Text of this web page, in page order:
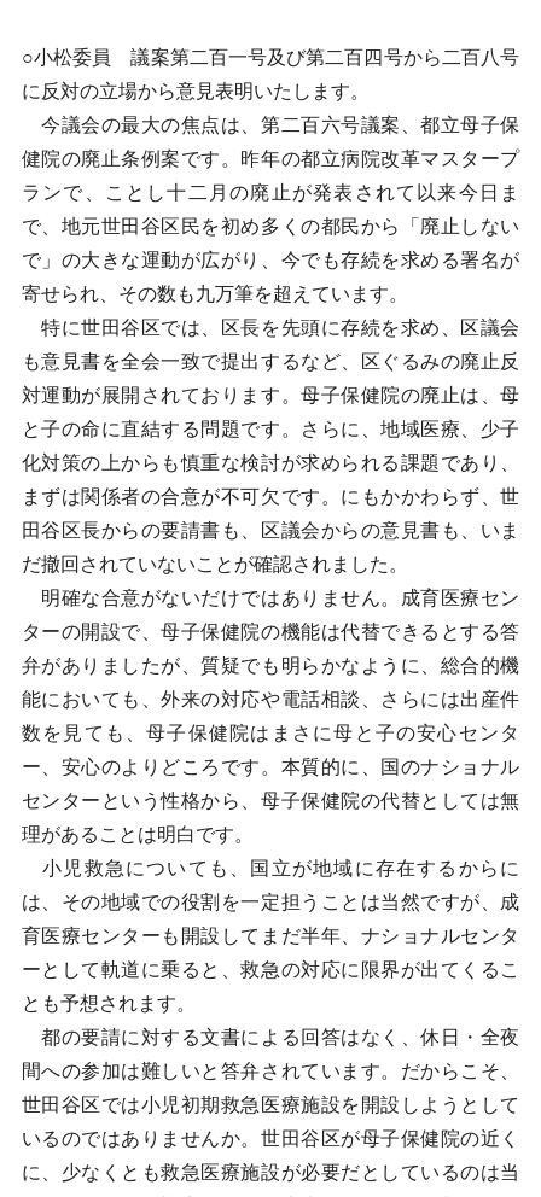
○小松委員 議案第二百一号及び第二百四号から二百八号
に反対の立場から意見表明いたします。
今議会の最大の焦点は、第二百六号議案、都立母子保
健院の廃止条例案です。昨年の都立病院改革マスタープ
ランで、ことし十二月の廃止が発表されて以来今日ま
で、地元世田谷区民を初め多くの都民から「廃止しない
で」の大きな運動が広がり、今でも存続を求める署名が
寄せられ、その数も九万筆を超えています。
特に世田谷区では、区長を先頭に存続を求め、区議会
も意見書を全会一致で提出するなど、区ぐるみの廃止反
対運動が展開されております。母子保健院の廃止は、母
と子の命に直結する問題です。さらに、地域医療、少子
化対策の上からも慎重な検討が求められる課題であり、
まずは関係者の合意が不可欠です。にもかかわらず、世
田谷区長からの要請書も、区議会からの意見書も、いま
だ撤回されていないことが確認されました。
明確な合意がないだけではありません。成育医療セン
ターの開設で、母子保健院の機能は代替できるとする答
弁がありましたが、質疑でも明らかなように、総合的機
能においても、外来の対応や電話相談、さらには出産件
数を見ても、母子保健院はまさに母と子の安心センタ
ー、安心のよりどころです。本質的に、国のナショナル
センターという性格から、母子保健院の代替としては無
理があることは明白です。
小児救急についても、国立が地域に存在するからに
は、その地域での役割を一定担うことは当然ですが、成
育医療センターも開設してまだ半年、ナショナルセンタ
ーとして軌道に乗ると、救急の対応に限界が出てくるこ
とも予想されます。
都の要請に対する文書による回答はなく、休日・全夜
間への参加は難しいと答弁されています。だからこそ、
世田谷区では小児初期救急医療施設を開設しようとして
いるのではありませんか。世田谷区が母子保健院の近く
に、少なくとも救急医療施設が必要だとしているのは当